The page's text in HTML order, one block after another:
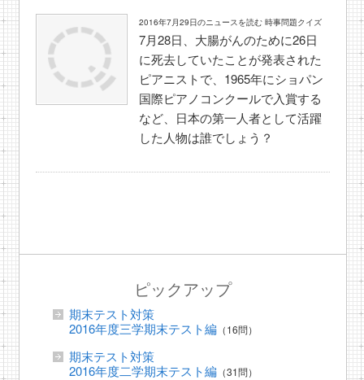
2016年7月29日のニュースを読む 時事問題クイズ
7月28日、大腸がんのために26日
に死去していたことが発表された
ピアニストで、1965年にショパン
国際ピアノコンクールで入賞する
など、日本の第一人者として活躍
した人物は誰でしょう？
ピックアップ
期末テスト対策
2016年度三学期末テスト編（16問）
期末テスト対策
2016年度二学期末テスト編（31問）